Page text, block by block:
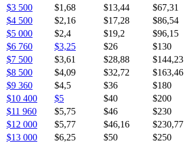
$3 500
$1,68 $13,44 $67,31
$4 500
$2,16 $17,28 $86,54
$5 000
$2,4 $19,2 $96,15
$6 760
$3,25 $26 $130
$7 500
$3,61 $28,88 $144,23
$8 500
$4,09 $32,72 $163,46
$9 360
$4,5 $36 $180
$10 400
$5 $40 $200
$11 960
$5,75 $46 $230
$12 000
$5,77 $46,16 $230,77
$13 000
$6,25 $50 $250